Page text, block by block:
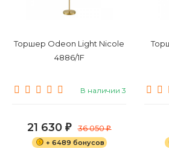
Торшер Odeon Light Nicole
4886/1F
В наличии 3
21 630 ₽ 36 050₽
+ 6489 бонусов